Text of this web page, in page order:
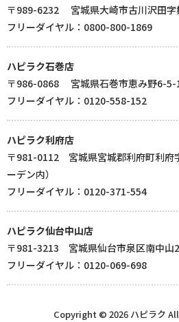
〒989-6232 宮城県大崎市古川沢田
フリーダイヤル：0800-800-1869
ハピラク石巻店
〒986-0868 宮城県石巻市恵み野6-
フリーダイヤル：0120-558-152
ハピラク利府店
〒981-0112 宮城県宮城郡利府町利府
ーデン内）
フリーダイヤル：0120-371-554
ハピラク仙台中山店
〒981-3213 宮城県仙台市泉区南中
フリーダイヤル：0120-069-698
Copyright © 2026 ハピラク